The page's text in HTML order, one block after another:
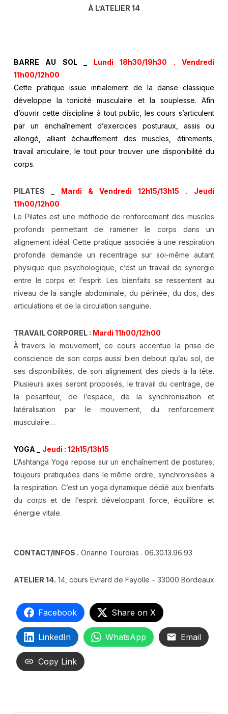
À L’ATELIER 14
BARRE AU SOL _ Lundi 18h30/19h30 . Vendredi
11h00/12h00
Cette pratique issue initialement de la danse classique
développe la tonicité musculaire et la souplesse. Afin
d’ouvrir cette discipline à tout public, les cours s’articulent
par un enchaînement d’exercices posturaux, assis ou
allongé, alliant échauffement des muscles, étirements,
travail articulaire, le tout pour trouver une disponibilité du
corps.
PILATES _ Mardi & Vendredi 12h15/13h15 . Jeudi
11h00/12h00
Le Pilates est une méthode de renforcement des muscles
profonds permettant de ramener le corps dans un
alignement idéal. Cette pratique associée à une respiration
profonde demande un recentrage sur soi-même autant
physique que psychologique, c’est un travail de synergie
entre le corps et l’esprit. Les bienfaits se ressentent au
niveau de la sangle abdominale, du périnée, du dos, des
articulations et de la circulation sanguine.
TRAVAIL CORPOREL : Mardi 11h00/12h00
À travers le mouvement, ce cours accentue la prise de
conscience de son corps aussi bien debout qu’au sol, de
ses disponibilités, de son alignement des pieds à la tête.
Plusieurs axes seront proposés, le travail du centrage, de
la pesanteur, de l’espace, de la synchronisation et
latéralisation par le mouvement, du renforcement
musculaire…
YOGA _
Jeudi : 12h15/13h15
L’Ashtanga Yoga repose sur un enchaînement de postures,
toujours pratiquées dans le même ordre, synchronisées à
la respiration. C’est un yoga dynamique dédié aux bienfaits
du corps et de l’esprit développant force, équilibre et
énergie vitale.
CONTACT/INFOS . Orianne Tourdias . 06.30.13.96.93
ATELIER 14. 14, cours Evrard de Fayolle – 33000 Bordeaux
Facebook Share on X
LinkedIn WhatsApp Email
Copy Link